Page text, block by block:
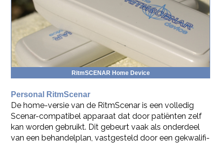
Rit­m­SCE­NAR Home De­vi­ce
Per­so­nal Rit­m­Sce­nar
De home-ver­sie van de Rit­m­Sce­nar is een vol­le­dig
Sce­nar-com­pa­ti­bel ap­pa­raat dat door patiënten zelf
kan wor­den ge­bruikt. Dit ge­beurt vaak als on­der­deel
van een be­han­del­plan, vast­ge­steld door een ge­kwa­li­fi­